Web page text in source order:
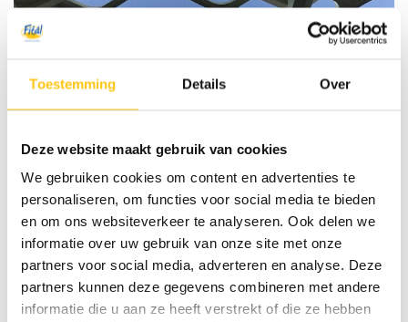
Toestemming Details Over
Deze website maakt gebruik van cookies
We gebruiken cookies om content en advertenties te
personaliseren, om functies voor social media te bieden
en om ons websiteverkeer te analyseren. Ook delen we
informatie over uw gebruik van onze site met onze
partners voor social media, adverteren en analyse. Deze
partners kunnen deze gegevens combineren met andere
informatie die u aan ze heeft verstrekt of die ze hebben
Wat Fitál klanten vinden van deze
reis:
Fietsvakantie Valencia Rijst en Rivier
(groepsreis)
Valencia, Spanje
(4 reviews)